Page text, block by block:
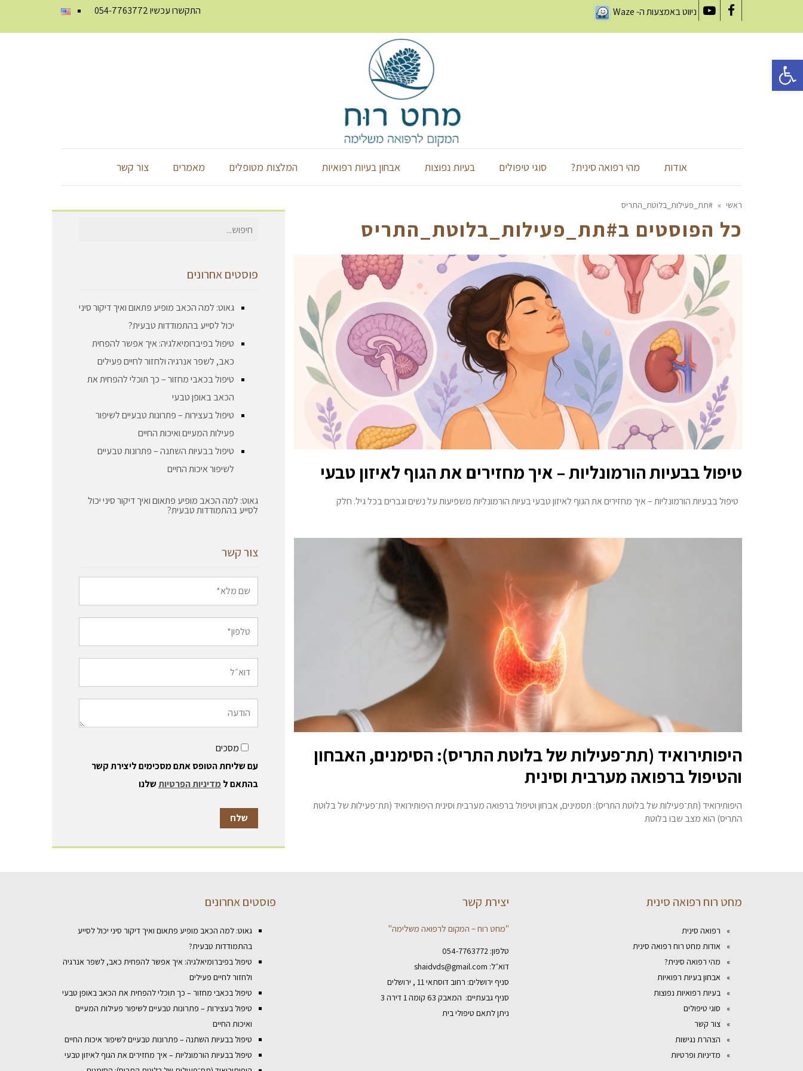
Facebook
YouTube
ניווט באמצעות ה-Waze התקשרו עכשיו054-7763772
אודות מהי רפואה סינית? סוגי טיפולים בעיות נפוצות אבחון בעיות רפואיות המלצות מטופלים מאמרים צור קשר
ראשי » #תת_פעילות_בלוטת_התריס
כל הפוסטים ב#תת_פעילות_בלוטת_התריס
טיפול בבעיות הורמונליות – איך מחזירים את הגוף לאיזון טבעי
טיפול בבעיות הורמונליות – איך מחזירים את הגוף לאיזון טבעי בעיות הורמונליות משפיעות על נשים וגברים בכל גיל. חלק
היפותירואיד (תת־פעילות של בלוטת התריס): הסימנים, האבחון
והטיפול ברפואה מערבית וסינית
היפותירואיד (תת־פעילות של בלוטת התריס): תסמינים, אבחון וטיפול ברפואה מערבית וסינית היפותירואיד (תת־פעילות של בלוטת
התריס) הוא מצב שבו בלוטת
חיפוש
פוסטים אחרונים
גאוט: למה הכאב מופיע פתאום ואיך דיקור סיני
יכול לסייע בהתמודדות טבעית?
טיפול בפיברומיאלגיה: איך אפשר להפחית
כאב, לשפר אנרגיה ולחזור לחיים פעילים
טיפול בכאבי מחזור – כך תוכלי להפחית את
הכאב באופן טבעי
טיפול בעצירות – פתרונות טבעיים לשיפור
פעילות המעיים ואיכות החיים
טיפול בבעיות השתנה – פתרונות טבעיים
לשיפור איכות החיים
גאוט: למה הכאב מופיע פתאום ואיך דיקור סיני יכול
לסייע בהתמודדות טבעית?
צור קשר
מסכים
עם שליחת הטופס אתם מסכימים ליצירת קשר
בהתאם ל מדיניות הפרטיותשלנו
מחט רוח רפואה סינית
רפואה סינית
אודות מחט רוח רפואה סינית
מהי רפואה סינית?
אבחון בעיות רפואיות
בעיות רפואיות נפוצות
סוגי טיפולים
צור קשר
הצהרת נגישות
מדיניות ופרטיות
יצירת קשר
"מחט רוח – המקום לרפואה משלימה"
טלפון: 054-7763772
דוא״ל: shaidvds@gmail.com
סניף ירושלים: רחוב דוסתאי 11 , ירושלים
סניף גבעתיים: המאבק 63 קומה 1 דירה 3
ניתן לתאם טיפולי בית
פוסטים אחרונים
גאוט: למה הכאב מופיע פתאום ואיך דיקור סיני יכול לסייע
בהתמודדות טבעית?
טיפול בפיברומיאלגיה: איך אפשר להפחית כאב, לשפר אנרגיה
ולחזור לחיים פעילים
טיפול בכאבי מחזור – כך תוכלי להפחית את הכאב באופן טבעי
טיפול בעצירות – פתרונות טבעיים לשיפור פעילות המעיים
ואיכות החיים
טיפול בבעיות השתנה – פתרונות טבעיים לשיפור איכות החיים
טיפול בבעיות הורמונליות – איך מחזירים את הגוף לאיזון טבעי
פתח סרגל נגישות